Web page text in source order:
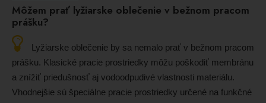
Môžem prať lyžiarske oblečenie v bežnom pracom
prášku?
Lyžiarske oblečenie by sa nemalo prať v bežnom pracom
prášku. Klasické pracie prostriedky môžu poškodiť membránu
a znížiť priedušnosť aj vodoodpudivé vlastnosti materiálu.
Vhodnejšie sú špeciálne pracie prostriedky určené na funkčné